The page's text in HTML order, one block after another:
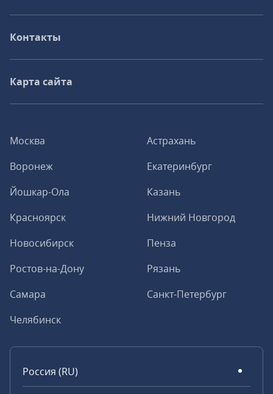
Москва
Астрахань
Воронеж
Екатеринбург
Йошкар-Ола
Казань
Красноярск
Нижний Новгород
Новосибирск
Пенза
Ростов-на-Дону
Рязань
Самара
Санкт-Петербург
Челябинск
Россия (RU)
Контакты
Карта сайта